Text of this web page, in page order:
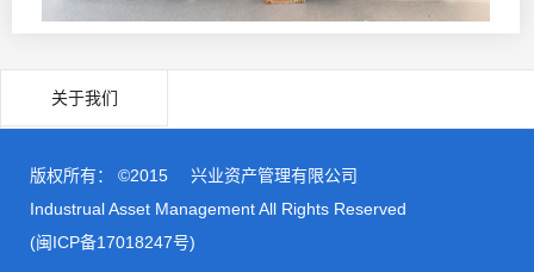
关于我们
版权所有： ©2015
兴业资产管理有限公司
Industrual Asset Management All Rights Reserved
(闽ICP备17018247号)